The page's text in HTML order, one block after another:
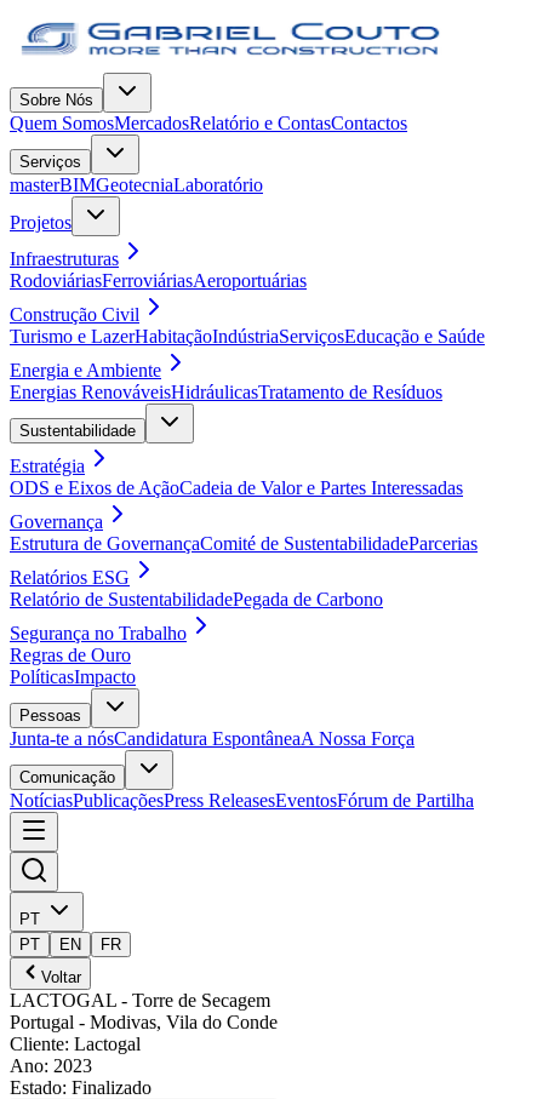
Sobre Nós
Quem SomosMercadosRelatório e ContasContactos
Serviços
masterBIMGeotecniaLaboratório
Projetos
Infraestruturas
RodoviáriasFerroviáriasAeroportuárias
Construção Civil
Turismo e LazerHabitaçãoIndústriaServiçosEducação e Saúde
Energia e Ambiente
Energias RenováveisHidráulicasTratamento de Resíduos
Sustentabilidade
Estratégia
ODS e Eixos de AçãoCadeia de Valor e Partes Interessadas
Governança
Estrutura de GovernançaComité de SustentabilidadeParcerias
Relatórios ESG
Relatório de SustentabilidadePegada de Carbono
Segurança no Trabalho
Regras de Ouro
PolíticasImpacto
Pessoas
Junta-te a nósCandidatura EspontâneaA Nossa Força
Comunicação
NotíciasPublicaçõesPress ReleasesEventosFórum de Partilha
PT
PT
EN
FR
Voltar
LACTOGAL - Torre de Secagem
Portugal - Modivas, Vila do Conde
Cliente: Lactogal
Ano: 2023
Estado: Finalizado